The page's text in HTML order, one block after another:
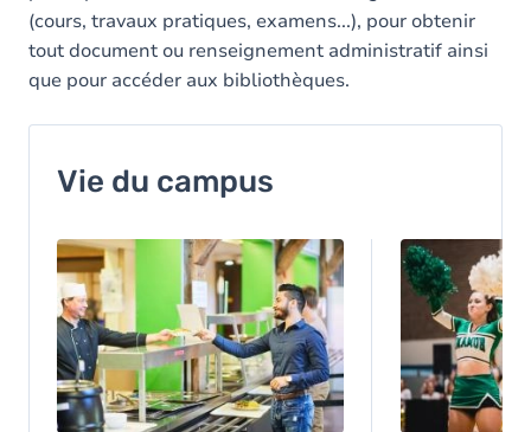
(cours, travaux pratiques, examens...), pour obtenir
tout document ou renseignement administratif ainsi
que pour accéder aux bibliothèques.
Vie du campus
Image Image